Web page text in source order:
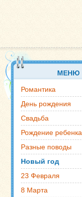
МЕНЮ
Романтика
День рождения
Свадьба
Рождение ребенка
Разные поводы
Новый год
23 Февраля
8 Марта